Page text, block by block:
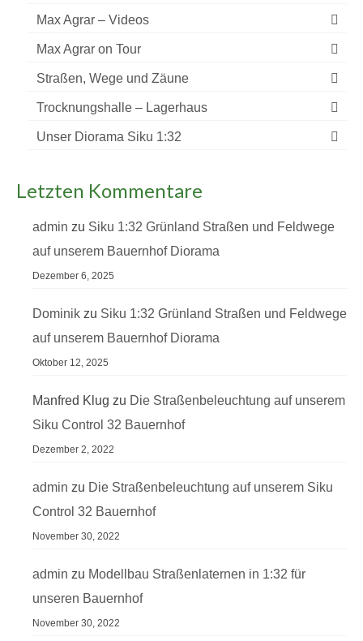
Max Agrar – Videos
Max Agrar on Tour
Straßen, Wege und Zäune
Trocknungshalle – Lagerhaus
Unser Diorama Siku 1:32
Letzten Kommentare
admin zu Siku 1:32 Grünland Straßen und Feldwege
auf unserem Bauernhof Diorama
Dezember 6, 2025
Dominik zu Siku 1:32 Grünland Straßen und Feldwege
auf unserem Bauernhof Diorama
Oktober 12, 2025
Manfred Klug zu Die Straßenbeleuchtung auf unserem
Siku Control 32 Bauernhof
Dezember 2, 2022
admin zu Die Straßenbeleuchtung auf unserem Siku
Control 32 Bauernhof
November 30, 2022
admin zu Modellbau Straßenlaternen in 1:32 für
unseren Bauernhof
November 30, 2022